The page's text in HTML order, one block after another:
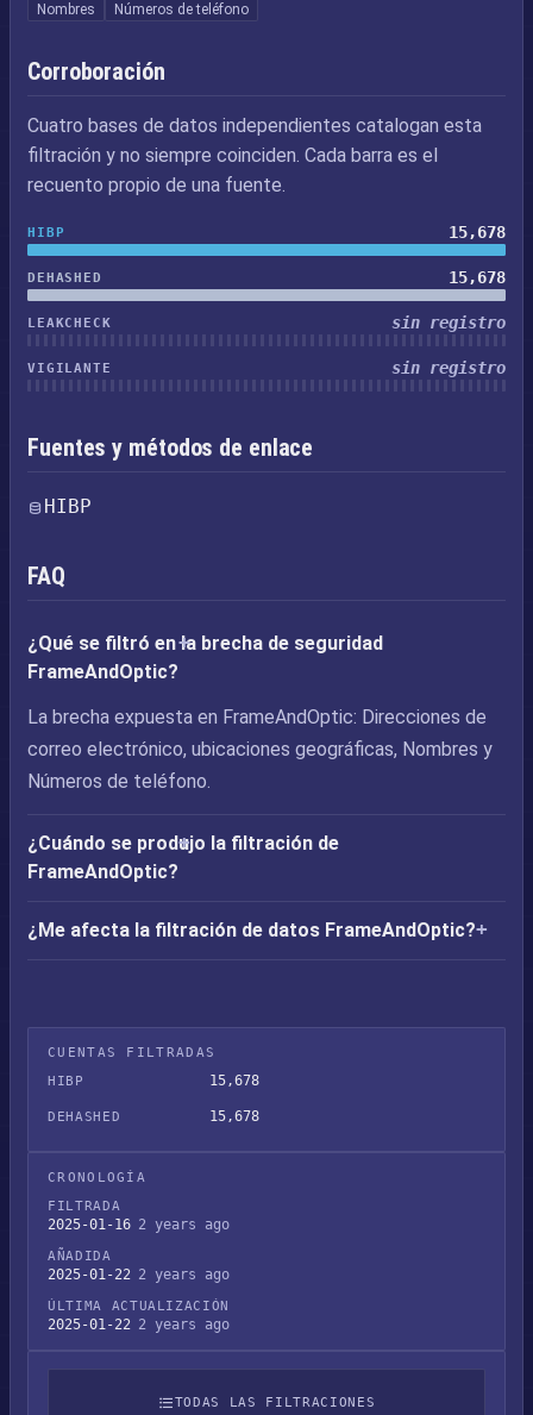
Nombres
Números de teléfono
Corroboración
Cuatro bases de datos independientes catalogan esta
filtración y no siempre coinciden. Cada barra es el
recuento propio de una fuente.
HIBP 15,678
DEHASHED 15,678
LEAKCHECK sin registro
VIGILANTE sin registro
Fuentes y métodos de enlace
HIBP
FAQ
¿Qué se filtró en la brecha de seguridad
FrameAndOptic?
La brecha expuesta en FrameAndOptic: Direcciones de
correo electrónico, ubicaciones geográficas, Nombres y
Números de teléfono.
¿Cuándo se produjo la filtración de
FrameAndOptic?
¿Me afecta la filtración de datos FrameAndOptic?
CUENTAS FILTRADAS
HIBP
15,678
DEHASHED 15,678
CRONOLOGÍA
FILTRADA
2025-01-16 2 years ago
AÑADIDA
2025-01-22 2 years ago
ÚLTIMA ACTUALIZACIÓN
2025-01-22 2 years ago
TODAS LAS FILTRACIONES